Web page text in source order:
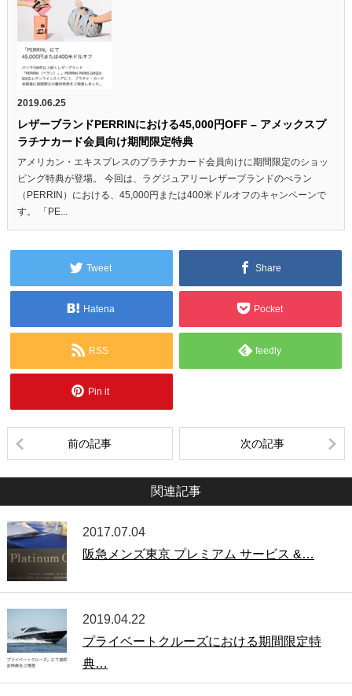
2019.06.25
レザーブランドPERRINにおける45,000円OFF – アメックスプ
ラチナカード会員向け期間限定特典
アメリカン・エキスプレスのプラチナカード会員向けに期間限定のショッ
ピング特典が登場。 今回は、ラグジュアリーレザーブランドのぺラン
（PERRIN）における、45,000円または400米ドルオフのキャンペーンで
す。 「PE...
Tweet Share
Hatena Pocket
RSS feedly
Pin it
前の記事 次の記事
関連記事
2017.07.04
阪急メンズ東京 プレミアム サービス &…
2019.04.22
プライベートクルーズにおける期間限定特
典…